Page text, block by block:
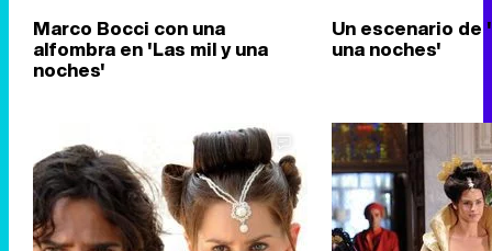
Marco Bocci con una
alfombra en 'Las mil y una
noches'
Un escenario de
una noches'